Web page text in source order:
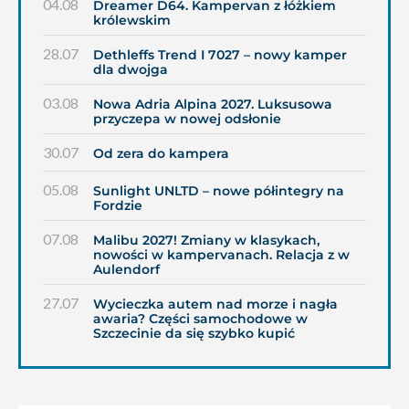
04.08
Dreamer D64. Kampervan z łóżkiem
królewskim
28.07
Dethleffs Trend I 7027 – nowy kamper
dla dwojga
03.08
Nowa Adria Alpina 2027. Luksusowa
przyczepa w nowej odsłonie
30.07 Od zera do kampera
05.08
Sunlight UNLTD – nowe półintegry na
Fordzie
07.08
Malibu 2027! Zmiany w klasykach,
nowości w kampervanach. Relacja z w
Aulendorf
27.07
Wycieczka autem nad morze i nagła
awaria? Części samochodowe w
Szczecinie da się szybko kupić